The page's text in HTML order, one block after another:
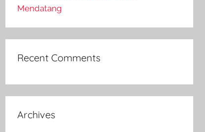
Mendatang
Recent Comments
Archives